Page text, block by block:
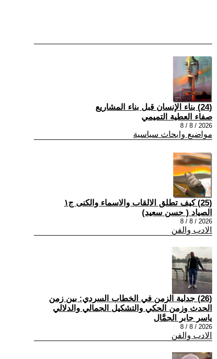
(24) بناء الإنسان قبل بناء المشاريع
صفاء العطية التميمي
2026 / 8 / 8
مواضيع وابحاث سياسية
(25) كيف تطلق الالقاب والاسماء والكنى ج١
الصياد ‏( حسن سعيد‏)
2026 / 8 / 8
الادب والفن
(26) جدلية الزمن في الخطاب السردي: بين زمن
الحدث وزمن الحكي والتشكيل الجمالي والدلالي
ياسر جابر الجمَّال
2026 / 8 / 8
الادب والفن